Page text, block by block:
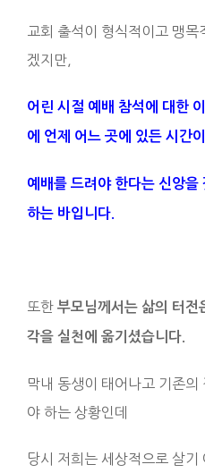
교회 출석이 형식적이고 맹목
겠지만,
어린 시절 예배 참석에 대한
에 언제 어느 곳에 있든 시간
예배를 드려야 한다는 신앙을
하는 바입니다.
또한 부모님께서는 삶의 터전
각을 실천에 옮기셨습니다.
막내 동생이 태어나고 기존
야 하는 상황인데
당시 저희는 세상적으로 살기